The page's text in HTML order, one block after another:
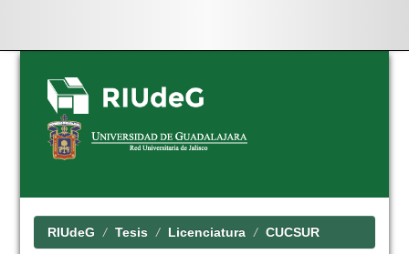
Skip
navigation
RIUdeG Tesis Licenciatura CUCSUR